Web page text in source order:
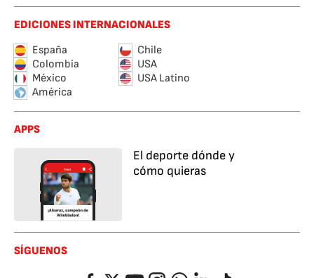
EDICIONES INTERNACIONALES
España
Chile
Colombia
USA
México
USA Latino
América
APPS
El deporte dónde y
cómo quieras
SÍGUENOS
FacebookTwitterYouTubeInstagramWhatsappLinkedIn
TikTok